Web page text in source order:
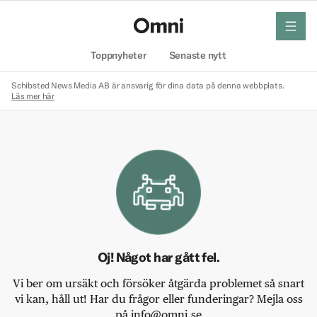
Toppnyheter Senaste nytt
meny
Schibsted News Media AB är ansvarig för dina data på denna webbplats.
Läs mer här
Oj! Något har gått fel.
Vi ber om ursäkt och försöker åtgärda problemet så snart
vi kan, håll ut! Har du frågor eller funderingar? Mejla oss